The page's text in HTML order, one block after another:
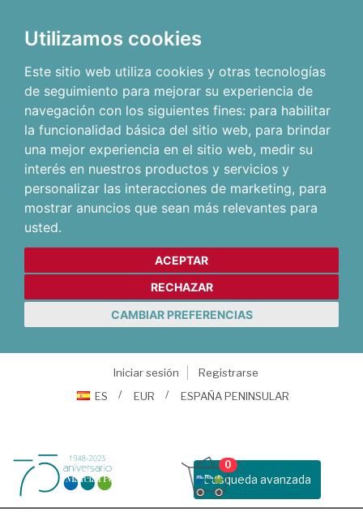
Utilizamos cookies
Este sitio web utiliza cookies y otras tecnologías
de seguimiento para mejorar su experiencia de
navegación con los siguientes fines: para habilitar
la funcionalidad básica del sitio web, para brindar
una mejor experiencia en el sitio web, medir su
interés en nuestros productos y servicios y
personalizar las interacciones de marketing, para
mostrar anuncios que sean más relevantes para
usted.
ACEPTAR
RECHAZAR
CAMBIAR PREFERENCIAS
Iniciar sesión
Registrarse
ES
EUR ESPAÑA PENINSULAR
Busqueda avanzada
0